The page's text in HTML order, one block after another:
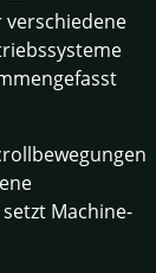
Machine-